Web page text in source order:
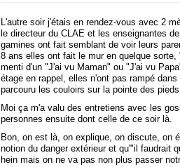
L'autre soir j'étais en rendez-vous avec 2
le directeur du CLAE et les enseignantes
gamines ont fait semblant de voir leurs
8 ans elles ont fait le mur en quelque
menti d'un "J'ai vu Maman" ou "J'ai vu
étage en rappel, elles n'ont pas rampé
parcouru les couloirs sur la pointe des
Moi ça m'a valu des entretiens avec les
personnes ensuite dont celle de ce soir là.
Bon, on est là, on explique, on discute, on
notion du danger extérieur et qu'"il faudrait
hein mais on ne va pas non plus passer